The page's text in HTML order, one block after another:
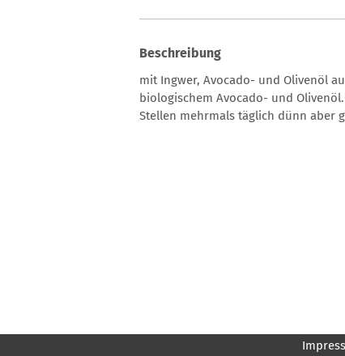
Beschreibung
mit Ingwer, Avocado- und Olivenöl
biologischem Avocado- und
Stellen mehrmals täglich dünn aber